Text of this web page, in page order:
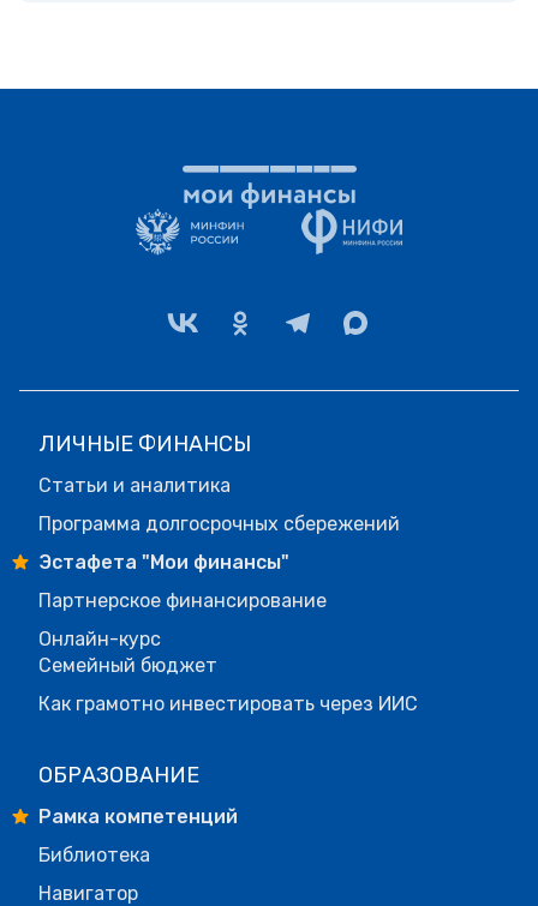
ЛИЧНЫЕ ФИНАНСЫ
Статьи и аналитика
Программа долгосрочных сбережений
Эстафета "Мои финансы"
Партнерское финансирование
Онлайн-курс
Семейный бюджет
Как грамотно инвестировать через ИИС
ОБРАЗОВАНИЕ
Рамка компетенций
Библиотека
Навигатор